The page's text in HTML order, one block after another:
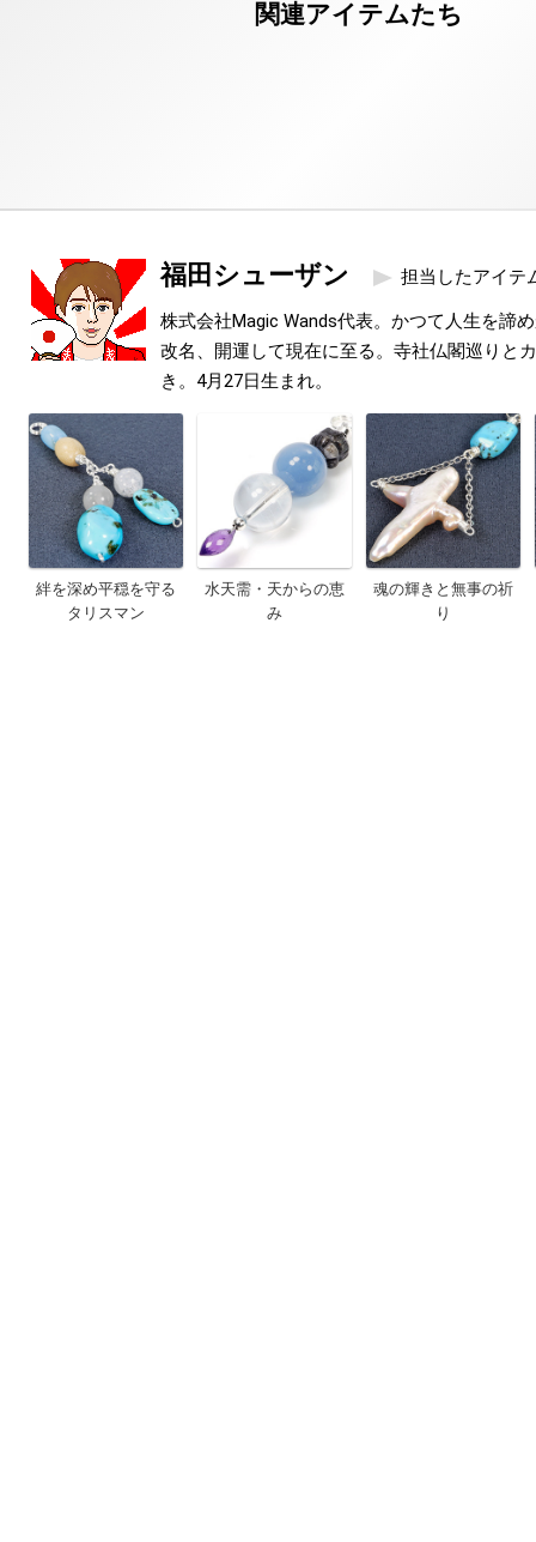
福田シューザン 担当したアイテ
株式会社Magic Wands代表。かつて人生を諦
改名、開運して現在に至る。寺社仏閣巡りと
き。4月27日生まれ。
絆を深め平穏を守る
タリスマン
水天需・天からの恵
み
魂の輝きと無事の祈
り